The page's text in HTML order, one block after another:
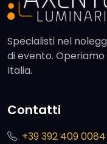
Specialisti nel
di evento.
Italia.
Contatti
+39 392 409 0084